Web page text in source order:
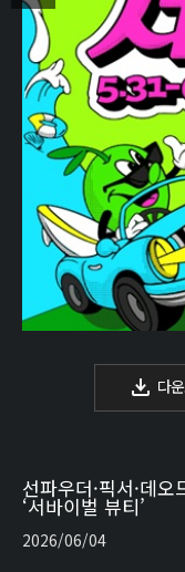
다
선파우더·픽서·데
‘서바이벌 뷰티’
2026/06/04